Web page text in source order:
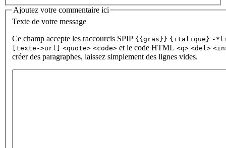
Ajoutez votre commentaire ici
Texte de votre message
Ce champ accepte les raccourcis SPIP {{gras}} {italique} -
[texte->url]
<quote> <code> et le code HTML <q> <del>
créer des paragraphes, laissez simplement des lignes vides.